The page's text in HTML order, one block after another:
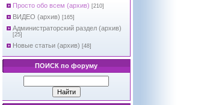
Просто обо всем (архив) [210]
ВИДЕО (архив) [165]
Администраторский раздел (архив)
[25]
Новые статьи (архив) [48]
ПОИСК по форуму